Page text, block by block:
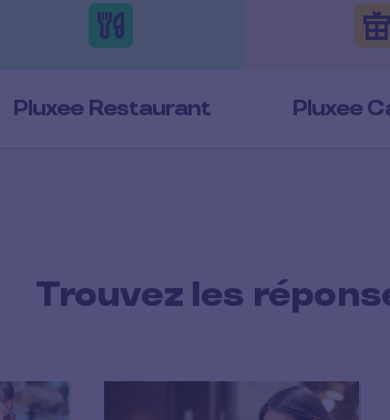
Pluxee Restaurant Pluxee
Trouvez les